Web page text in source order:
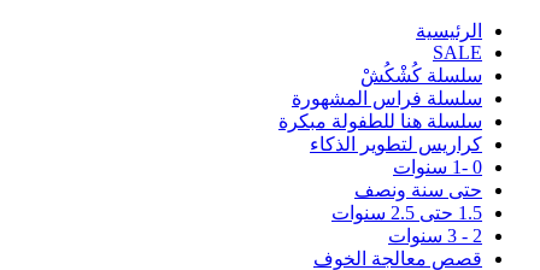
اﻟﺮﺋﻴﺴﻴﺔ
SALE
سلسلة كُشْكُشْ
سلسلة فراس المشهورة
سلسلة هنا للطفولة مبكرة
كراريس لتطوير الذكاء
0 -1 سنوات
حتى سنة ونصف
1.5 حتى 2.5 سنوات
2 - 3 سنوات
قصص معالجة الخوف